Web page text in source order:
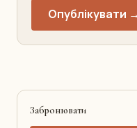
Опублікувати →
Забронювати